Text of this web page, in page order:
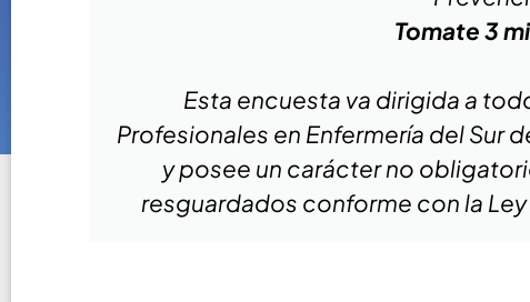
Tomate 3
Esta encuesta va dirigida a
Profesionales en Enfermería del Sur
y posee un carácter no
resguardados conforme con la